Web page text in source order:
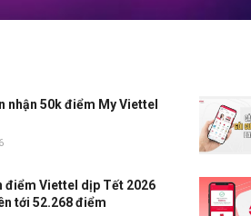
nhận 50k điểm My Viettel
điểm Viettel dịp Tết 2026
tới 52.268 điểm